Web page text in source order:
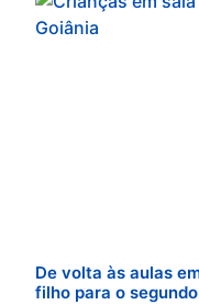
De volta às aulas
filho para o